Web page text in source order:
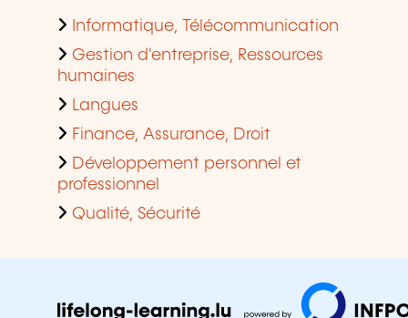
Informatique, Télécommunication
Gestion d'entreprise, Ressources
humaines
Langues
Finance, Assurance, Droit
Développement personnel et
professionnel
Qualité, Sécurité